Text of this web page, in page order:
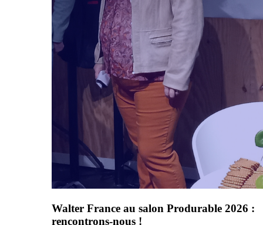
Walter France au salon Produrable 2026 :
rencontrons-nous !